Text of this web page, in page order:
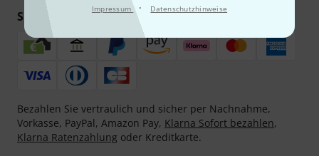
Impressum · Datenschutzhinweise
Sicher einkaufen & bezahlen
Bezahlen Sie vertraulich und sicher per Nachnahme,
Vorkasse, PayPal, Amazon Pay, Klarna Sofort bezahlen,
Klarna Ratenzahlung oder Kreditkarte.